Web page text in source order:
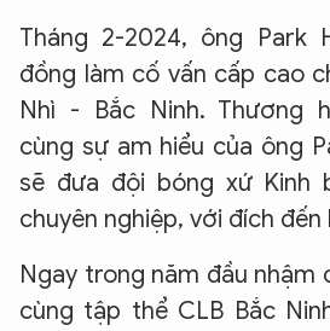
Tháng 2-2024, ông Park
đồng làm cố vấn cấp cao
Nhì - Bắc Ninh. Thương
cùng sự am hiểu của ông
sẽ đưa đội bóng xứ Kinh
chuyên nghiệp, với đích đến
Ngay trong năm đầu nhậm
cùng tập thể CLB Bắc